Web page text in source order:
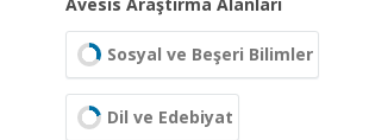
Sosyal ve Beşeri Bilimler
Dil ve Edebiyat